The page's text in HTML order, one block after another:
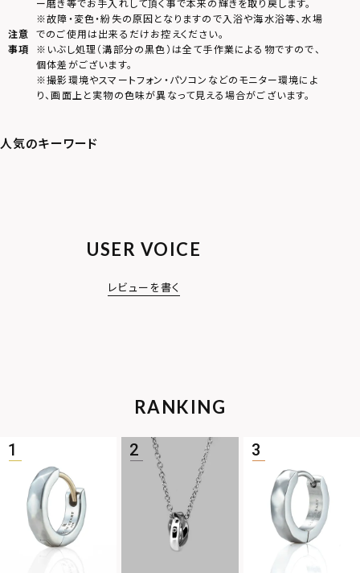
注意
事項
ー磨き等でお手入れして頂く事で本来の輝きを取り戻します。
※故障・変色・紛失の原因となりますので入浴や海水浴等、水場
でのご使用は出来るだけお控えください。
※いぶし処理（溝部分の黒色）は全て手作業による物ですので、
個体差がございます。
※撮影環境やスマートフォン・パソコンなどのモニター環境によ
り、画面上と実物の色味が異なって見える場合がございます。
USER VOICE
レビューを書く
RANKING